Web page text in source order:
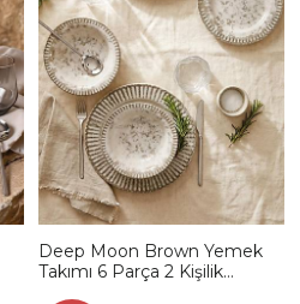
Deep Moon Brown Yemek
Takımı 6 Parça 2 Kişilik